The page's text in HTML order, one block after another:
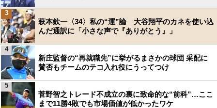
萩本欽一〈34〉私の“運”論 大谷翔平のカネを使い込
んだ通訳に「小さな声で『ありがとう』」
3
新庄監督の“再就職先”に挙がるまさかの球団 采配に
賛否もチームのテコ入れ役にうってつけ
4
菅野智之トレード不成立の裏に致命的な“前科”…ここ
まで11勝4敗でも市場価値が低かったワケ
5